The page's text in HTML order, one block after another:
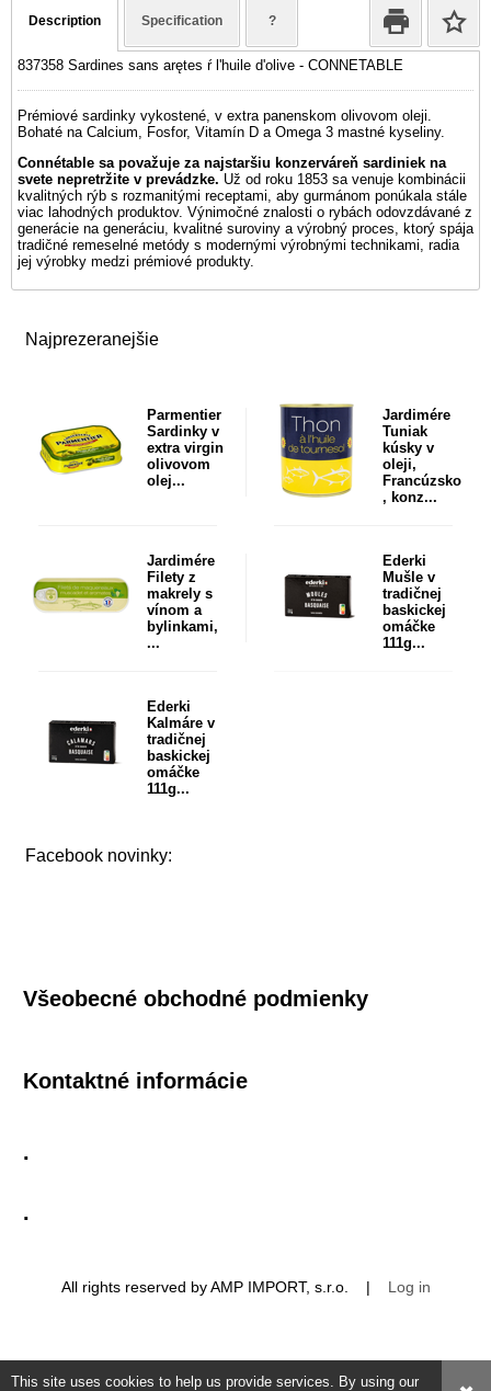
Najprezeranejšie
Parmentier
Sardinky v
extra virgin
olivovom
olej...
Jardimére
Tuniak
kúsky v
oleji,
Francúzsko
, konz...
Jardimére
Filety z
makrely s
vínom a
bylinkami,
...
Ederki
Mušle v
tradičnej
baskickej
omáčke
111g...
Ederki
Kalmáre v
tradičnej
baskickej
omáčke
111g...
Facebook novinky:
Description Specification ?
837358 Sardines sans arętes ŕ l'huile d'olive - CONNETABLE
Prémiové sardinky vykostené, v extra panenskom olivovom oleji.
Bohaté na Calcium, Fosfor, Vitamín D a Omega 3 mastné kyseliny.
Connétable sa považuje za najstaršiu konzerváreň sardiniek na
svete nepretržite v prevádzke. Už od roku 1853 sa venuje kombinácii
kvalitných rýb s rozmanitými receptami, aby gurmánom ponúkala stále
viac lahodných produktov. Výnimočné znalosti o rybách odovzdávané z
generácie na generáciu, kvalitné suroviny a výrobný proces, ktorý spája
tradičné remeselné metódy s modernými výrobnými technikami, radia
jej výrobky medzi prémiové produkty.
Všeobecné obchodné podmienky
Kontaktné informácie
.
.
All rights reserved by AMP IMPORT, s.r.o. | Log in
This site uses cookies to help us provide services. By using our